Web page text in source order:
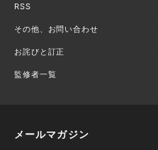
RSS
その他、お問い合わせ
お詫びと訂正
監修者一覧
メールマガジン